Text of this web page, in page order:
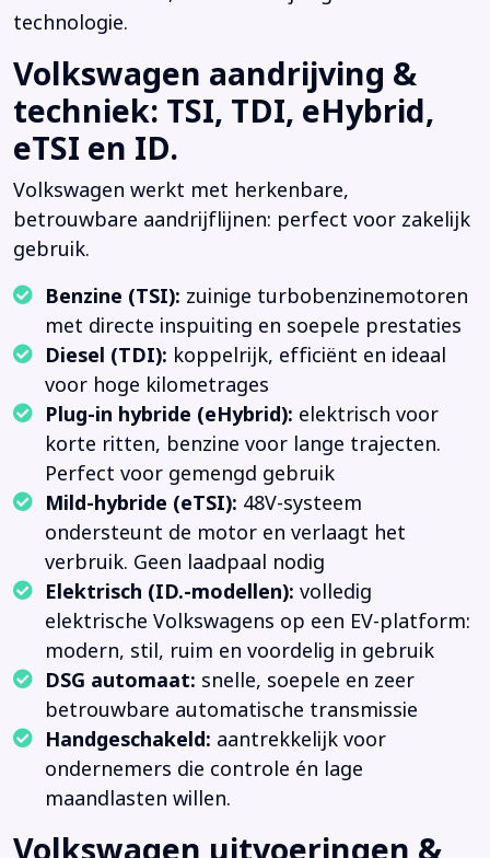
technologie.
Volkswagen aandrijving &
techniek: TSI, TDI, eHybrid,
eTSI en ID.
Volkswagen werkt met herkenbare,
betrouwbare aandrijflijnen: perfect voor zakelijk
gebruik.
Benzine (TSI): zuinige turbobenzinemotoren
met directe inspuiting en soepele prestaties
Diesel (TDI): koppelrijk, efficiënt en ideaal
voor hoge kilometrages
Plug-in hybride (eHybrid): elektrisch voor
korte ritten, benzine voor lange trajecten.
Perfect voor gemengd gebruik
Mild-hybride (eTSI): 48V-systeem
ondersteunt de motor en verlaagt het
verbruik. Geen laadpaal nodig
Elektrisch (ID.-modellen): volledig
elektrische Volkswagens op een EV-platform:
modern, stil, ruim en voordelig in gebruik
DSG automaat: snelle, soepele en zeer
betrouwbare automatische transmissie
Handgeschakeld: aantrekkelijk voor
ondernemers die controle én lage
maandlasten willen.